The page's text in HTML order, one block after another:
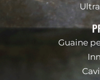
Guaine